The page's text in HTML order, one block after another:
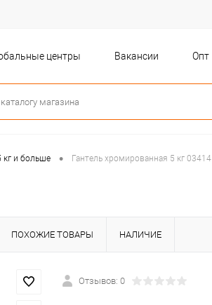
центры Вакансии Опт
кг и больше • Гантель хромированная 5 кг 03414
ПОХОЖИЕ ТОВАРЫ НАЛИЧИЕ
Отзывов: 0